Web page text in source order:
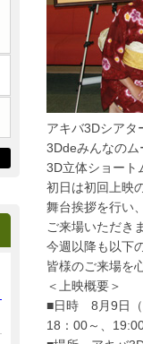
アキバ3Dシアタ
3Ddeみんなの
3D立体ショート
初日は初回上映
舞台挨拶を行い
ご来場いただき
今週以降も以下
皆様のご来場を
＜上映概要＞
■日時 8月9日（
18：00～、